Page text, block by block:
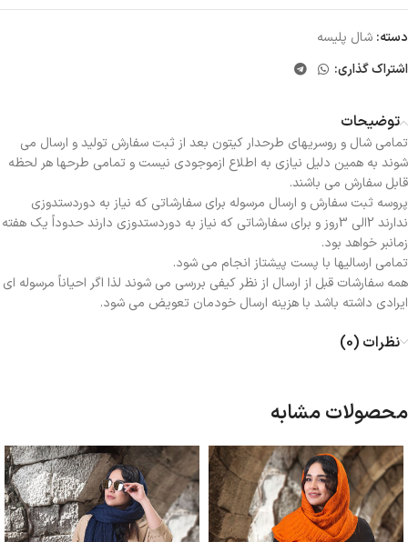
دسته: شال پلیسه
اشتراک گذاری:
توضیحات
تمامی شال و روسریهای طرحدار کیتون بعد از ثبت سفارش تولید و ارسال می
شوند به همین دلیل نیازی به اطلاع ازموجودی نیست و تمامی طرحها هر لحظه
قابل سفارش می باشند.
پروسه ثبت سفارش و ارسال مرسوله برای سفارشاتی که نیاز به دوردستدوزی
ندارند 2الی 3روز و برای سفارشاتی که نیاز به دوردستدوزی دارند حدوداً یک هفته
زمانبر خواهد بود.
تمامی ارسالیها با پست پیشتاز انجام می شود.
همه سفارشات قبل از ارسال از نظر کیفی بررسی می شوند لذا اگر احیاناً مرسوله ای
ایرادی داشته باشد با هزینه ارسال خودمان تعویض می شود.
نظرات (0)
محصولات مشابه